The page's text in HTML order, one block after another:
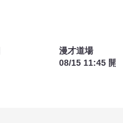
漫才道場
08/15 11:45 開